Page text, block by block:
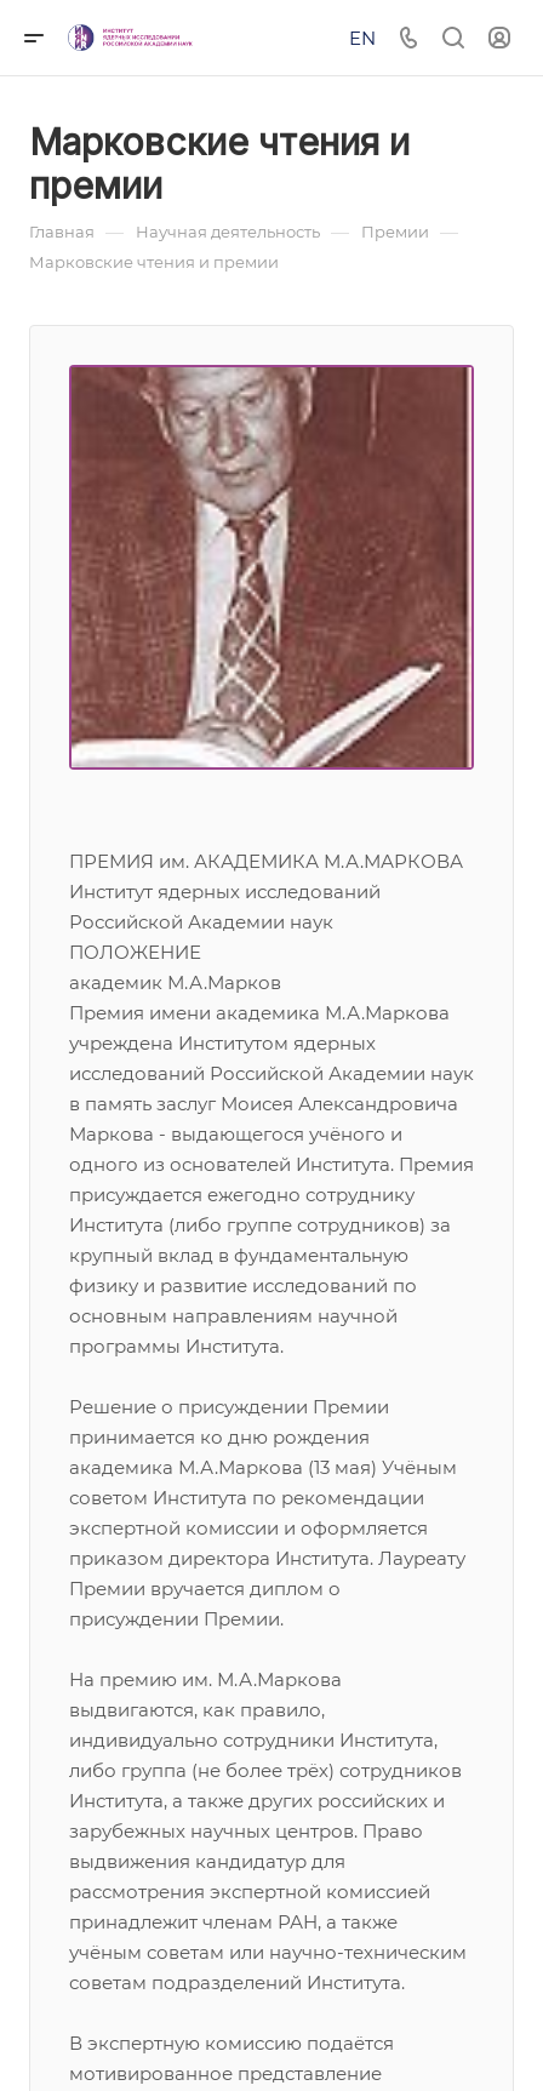
EN
Марковские чтения и
премии
Главная — Научная деятельность — Премии —
Марковские чтения и премии
ПРЕМИЯ им. АКАДЕМИКА М.А.МАРКОВА
Институт ядерных исследований
Российской Академии наук
ПОЛОЖЕНИЕ
академик М.А.Марков
Премия имени академика М.А.Маркова
учреждена Институтом ядерных
исследований Российской Академии наук
в память заслуг Моисея Александровича
Маркова - выдающегося учёного и
одного из основателей Института. Премия
присуждается ежегодно сотруднику
Института (либо группе сотрудников) за
крупный вклад в фундаментальную
физику и развитие исследований по
основным направлениям научной
программы Института.
Решение о присуждении Премии
принимается ко дню рождения
академика М.А.Маркова (13 мая) Учёным
советом Института по рекомендации
экспертной комиссии и оформляется
приказом директора Института. Лауреату
Премии вручается диплом о
присуждении Премии.
На премию им. М.А.Маркова
выдвигаются, как правило,
индивидуально сотрудники Института,
либо группа (не более трёх) сотрудников
Института, а также других российских и
зарубежных научных центров. Право
выдвижения кандидатур для
рассмотрения экспертной комиссией
принадлежит членам РАН, а также
учёным советам или научно-техническим
советам подразделений Института.
В экспертную комиссию подаётся
мотивированное представление